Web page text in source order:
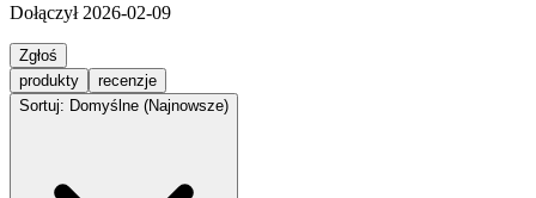
Dołączył 2026-02-09
Zgłoś
produkty
recenzje
Sortuj: Domyślne (Najnowsze)